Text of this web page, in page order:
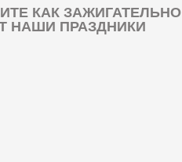
КАК ЗАЖИГАТЕЛЬНО
НАШИ ПРАЗДНИКИ